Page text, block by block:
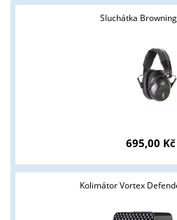
Sluchátka
695,00 Kč
Kolimátor Vortex